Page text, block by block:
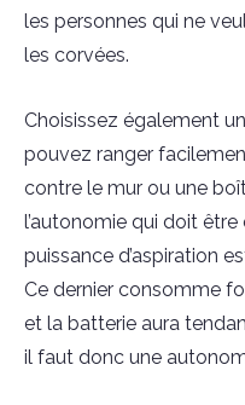
les personnes qui ne
les corvées.
Choisissez également
pouvez ranger
contre le mur ou une
l’autonomie qui doit
puissance d’aspiration
Ce dernier consomme
et la batterie aura
il faut donc une